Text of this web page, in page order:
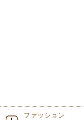
ファッション